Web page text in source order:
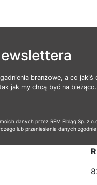
branżowe, a co jakiś
jak my chcą być na
danych przez REM Elbląg Sp. z
lub przeniesienia danych